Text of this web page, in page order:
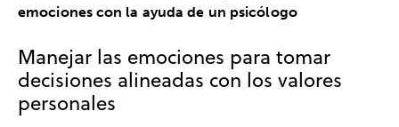
emociones con la ayuda de un psicólogo
Manejar las emociones para tomar
decisiones alineadas con los valores
personales